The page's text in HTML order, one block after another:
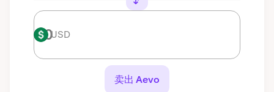
USD USD
卖出 Aevo